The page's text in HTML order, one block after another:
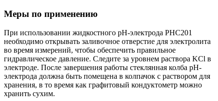
Меры по применению
При использовании жидкостного pH-электрода PHC201
необходимо открывать заливочное отверстие для электролита
во время измерений, чтобы обеспечить правильное
гидравлическое давление. Следите за уровнем раствора KCl в
электроде. После завершения работы стеклянная колба pH-
электрода должна быть помещена в колпачок с раствором для
хранения, в то время как графитовый кондуктометр можно
хранить сухим.